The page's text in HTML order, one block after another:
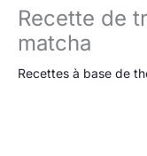
Recette de
matcha
Recettes à base de